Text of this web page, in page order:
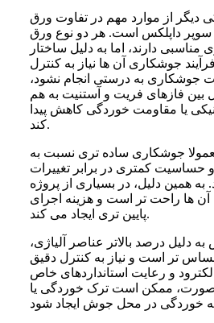
دیگر از موارد مهم در تفاوت ورق
سوپر داپلکس است. هر دو نوع ورق
دارند، اما به دلیل ساختار
جوشکاری آن ها نیاز به کنترل
جوشکاری به درستی انجام نشود،
فازهای فریت و آستنیت به هم
یا مقاومت خوردگی کاهش پیدا
کند.
جوشکاری ساده تری نسبت به
حساسیت کمتری در برابر تغییرات
همین دلیل، در بسیاری از پروژه
آن ها راحت تر است و هزینه اجرای
پایین تری ایجاد می کند.
دلیل درصد بالاتر عناصر آلیاژی،
تر است و نیاز به کنترل دقیق
و رعایت استانداردهای خاص
صورت، ممکن است ترک خوردگی یا